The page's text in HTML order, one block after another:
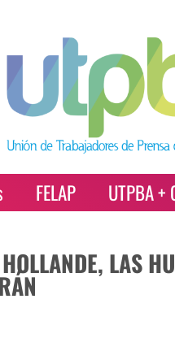
FELAP UTPBA +
LAS